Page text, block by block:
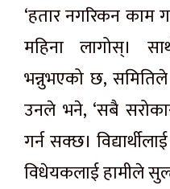
‘हतार नगरिकन काम
महिना लागोस्।
भन्नुभएको छ,
उनले भने, ‘सबै
गर्न सक्छ।
विधेयकलाई हामीले